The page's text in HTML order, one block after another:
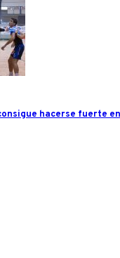
hacerse fuerte